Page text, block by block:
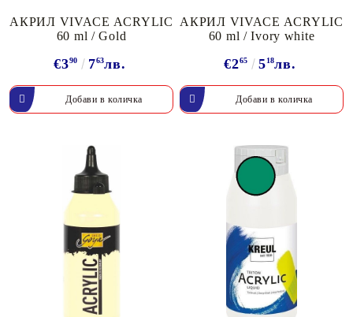
АКРИЛ VIVACE ACRYLIC
60 ml / Gold
€390 763лв.
АКРИЛ VIVACE ACRYLIC
60 ml / Ivory white
€265 518лв.